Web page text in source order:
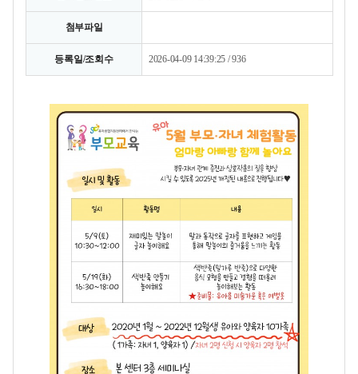
첨부파일
등록일/조회수 2026-04-09 14:39:25 / 936